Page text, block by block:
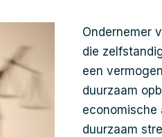
Ondernemer
die
een
duurzaam
economische
duurzaam